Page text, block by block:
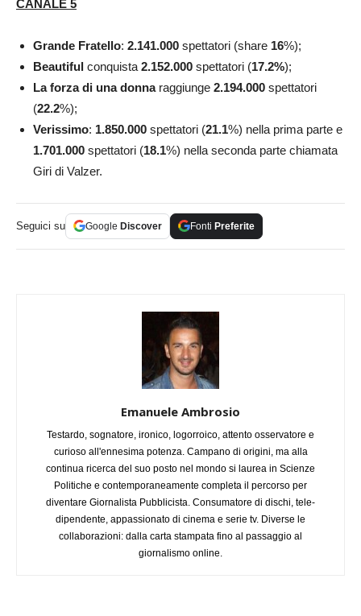
CANALE 5
Grande Fratello: 2.141.000 spettatori (share 16%);
Beautiful conquista 2.152.000 spettatori (17.2%);
La forza di una donnaraggiunge 2.194.000 spettatori
(22.2%);
Verissimo: 1.850.000 spettatori (21.1%) nella prima parte e
1.701.000 spettatori (18.1%) nella seconda parte chiamata
Giri di Valzer.
Seguici su Google Discover Fonti Preferite
Emanuele Ambrosio
Testardo, sognatore, ironico, logorroico, attento osservatore e
curioso all'ennesima potenza. Campano di origini, ma alla
continua ricerca del suo posto nel mondo si laurea in Scienze
Politiche e contemporaneamente completa il percorso per
diventare Giornalista Pubblicista. Consumatore di dischi, tele-
dipendente, appassionato di cinema e serie tv. Diverse le
collaborazioni: dalla carta stampata fino al passaggio al
giornalismo online.